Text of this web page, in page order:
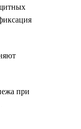
при